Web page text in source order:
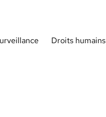
Droits humains